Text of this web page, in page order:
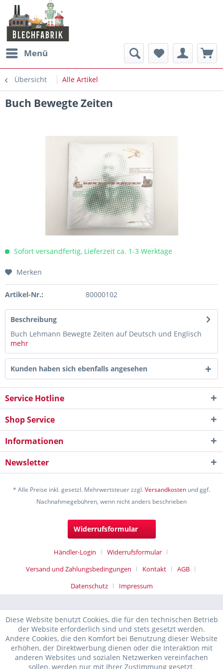
Menü
Übersicht Alle Artikel
Buch Bewegte Zeiten
Sofort versandfertig, Lieferzeit ca. 1-3 Werktage
Merken
Artikel-Nr.: 80000102
Beschreibung
Buch Lehmann Bewegte Zeiten auf Deutsch und Englisch
mehr
Kunden haben sich ebenfalls angesehen
Service Hotline
Shop Service
Informationen
Newsletter
* Alle Preise inkl. gesetzl. Mehrwertsteuer zzgl.Versandkosten und ggf.
Nachnahmegebühren, wenn nicht anders beschrieben
Widerrufsformular
Händler-Login
Widerrufsformular
Versand und Zahlungsbedingungen
Kontakt
AGB
Datenschutz
Impressum
Diese Website benutzt Cookies, die für den technischen Betrieb
der Website erforderlich sind und stets gesetzt werden.
Andere Cookies, die den Komfort bei Benutzung dieser Website
erhöhen, der Direktwerbung dienen oder die Interaktion mit
anderen Websites und sozialen Netzwerken vereinfachen
sollen, werden nur mit Ihrer Zustimmung gesetzt.